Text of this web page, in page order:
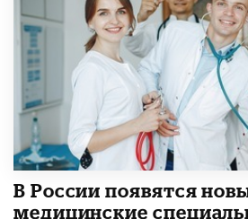
В России появятся
медицинские